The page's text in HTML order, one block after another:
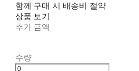
함께 구매 시 배송비 절약
상품 보기
추가 금액
수량